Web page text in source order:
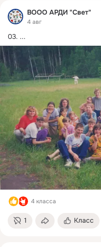
ВООО АРДИ "Свет"
4 авг
03. ...
4 класса
1 Класс